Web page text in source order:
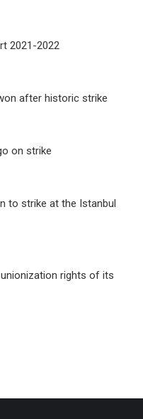
2021-2022
after historic strike
on strike
to strike at the Istanbul
rights of its